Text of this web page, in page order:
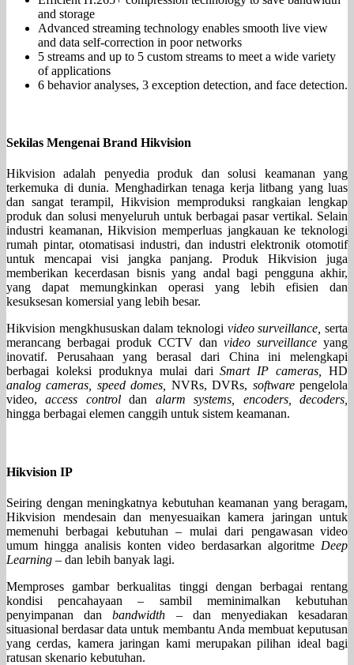
and storage
Advanced streaming technology enables smooth live view
and data self-correction in poor networks
5 streams and up to 5 custom streams to meet a wide variety
of applications
6 behavior analyses, 3 exception detection, and face detection.
Sekilas Mengenai Brand Hikvision
Hikvision adalah penyedia produk dan solusi keamanan yang
terkemuka di dunia. Menghadirkan tenaga kerja litbang yang luas
dan sangat terampil, Hikvision memproduksi rangkaian lengkap
produk dan solusi menyeluruh untuk berbagai pasar vertikal. Selain
industri keamanan, Hikvision memperluas jangkauan ke teknologi
rumah pintar, otomatisasi industri, dan industri elektronik otomotif
untuk mencapai visi jangka panjang. Produk Hikvision juga
memberikan kecerdasan bisnis yang andal bagi pengguna akhir,
yang dapat memungkinkan operasi yang lebih efisien dan
kesuksesan komersial yang lebih besar.
Hikvision mengkhususkan dalam teknologi video surveillance, serta
merancang berbagai produk CCTV dan video surveillance yang
inovatif. Perusahaan yang berasal dari China ini melengkapi
berbagai koleksi produknya mulai dariSmart IP cameras, HD
analog cameras, speed domes, NVRs, DVRs, softwarepengelola
video,access controldan alarm systems, encoders, decoders,
hingga berbagai elemen canggih untuk sistem keamanan.
Hikvision IP
Seiring dengan meningkatnya kebutuhan keamanan yang beragam,
Hikvision mendesain dan menyesuaikan kamera jaringan untuk
memenuhi berbagai kebutuhan – mulai dari pengawasan video
umum hingga analisis konten video berdasarkan algoritme Deep
Learning – dan lebih banyak lagi.
Memproses gambar berkualitas tinggi dengan berbagai rentang
kondisi pencahayaan – sambil meminimalkan kebutuhan
penyimpanan danbandwidth – dan menyediakan kesadaran
situasional berdasar data untuk membantu Anda membuat keputusan
yang cerdas, kamera jaringan kami merupakan pilihan ideal bagi
ratusan skenario kebutuhan.